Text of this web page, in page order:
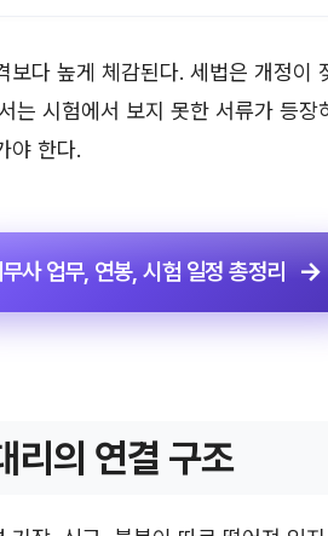
보다 높게 체감된다. 세법은 개정이
는 시험에서 보지 못한 서류가 등장
야 한다.
사 업무, 연봉, 시험 일정 총정리
리의 연결 구조